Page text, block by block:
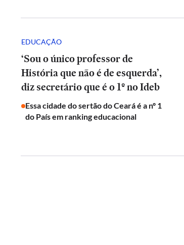
EDUCAÇÃO
‘Sou o único professor de
História que não é de esquerda’,
diz secretário que é o 1º no Ideb
Essa cidade do sertão do Ceará é a nº 1
do País em ranking educacional